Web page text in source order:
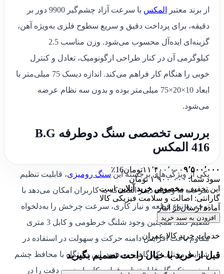
از برند معتبر
المکس
با سرعت آزاد چشم‌گیر 9900 دور بر
دقیقه، برای پرداخت دقیق و سریع سطوح فلزی به‌ویژه آهن،
گزینه‌ای ایده‌آل محسوب می‌شود. وزن مناسب 2.5
کیلوگرمی آن در کنار طراحی ارگونومیک، تعادل و کنترل
خوبی را هنگام کار فراهم می‌کند. اندازه دیسک 75 میلی‌متر با
ابعاد 10×20×75 میلی‌متر بوده و بدون سه نظام عرضه
می‌شود.
بررسی تخصصی سنگ دوطرفه B.G
416 المکس
یکی از ویژگی‌های برجسته اینسنگ رومیزی، قابلیت تنظیم
سرعت به وسیله دیمر است که به کاربران امکان می‌دهد با
توجه به نوع قطعه و نیاز کاری، سرعت چرخش را به‌دلخواه
تنظیم کنند. همچنین وجود شلنگ خرطومی و کابل 3 متری
مقاوم باعث افزایش دامنه حرکت و سهولت در استفاده در
شرایط مختلف کارگاهی می‌شود. این دستگاه با محافظ چشم
ایمنی و تکیه‌گاه قابل تنظیم قطعه کار، ایمنی و دقت را در
۱۱٬۴۰۰٬۰۰۰۹٬۵۰۰٬۰۰۰ تومان16٪
سود شما: ۱٬۹۰۰٬۰۰۰ تومان
این تخفیف مخصوص خرید آنلایناست
گارانتی: اصالت و سلامت فیزیکی کالا
آماده ارسال از انبار
افزودن به سبد خرید
خدمات خرید کالا عمران
قبل از خرید با خیال راحت تصمیم بگیرید